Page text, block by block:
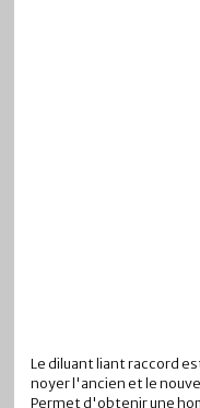
Le diluant liant raccord
noyer l'ancien et le
Permet d'obtenir une